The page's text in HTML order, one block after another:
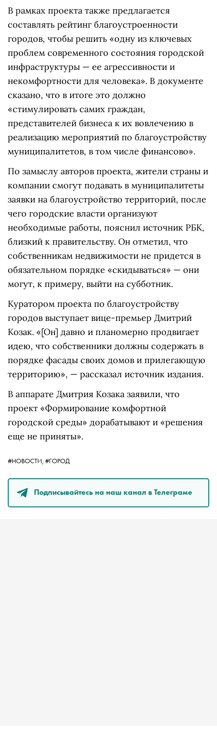
В рамках проекта также предлагается
составлять рейтинг благоустроенности
городов, чтобы решить «одну из ключевых
проблем современного состояния городской
инфраструктуры — ее агрессивности и
некомфортности для человека». В документе
сказано, что в итоге это должно
«стимулировать самих граждан,
представителей бизнеса к их вовлечению в
реализацию мероприятий по благоустройству
муниципалитетов, в том числе финансово».
По замыслу авторов проекта, жители страны и
компании смогут подавать в муниципалитеты
заявки на благоустройство территорий, после
чего городские власти организуют
необходимые работы, пояснил источник РБК,
близкий к правительству. Он отметил, что
собственникам недвижимости не придется в
обязательном порядке «скидываться» — они
могут, к примеру, выйти на субботник.
Куратором проекта по благоустройству
городов выступает вице-премьер Дмитрий
Козак. «[Он] давно и планомерно продвигает
идею, что собственники должны содержать в
порядке фасады своих домов и прилегающую
территорию», — рассказал источник издания.
В аппарате Дмитрия Козака заявили, что
проект «Формирование комфортной
городской среды» дорабатывают и «решения
еще не приняты».
#НОВОСТИ, #ГОРОД
Подписывайтесь на наш канал в Телеграме